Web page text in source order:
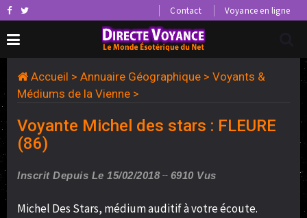
Contact Voyance en ligne
Accueil > Annuaire Géographique > Voyants &
Médiums de la Vienne >
Voyante Michel des stars : FLEURE
(86)
Inscrit Depuis Le 15/02/2018 6910 Vus
Michel Des Stars, médium auditif à votre écoute.